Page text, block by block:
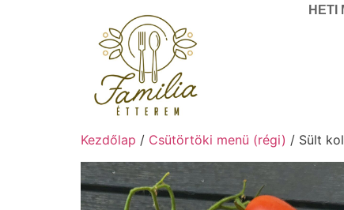
HETI
Kezdőlap / Csütörtöki menü (régi) / Sült